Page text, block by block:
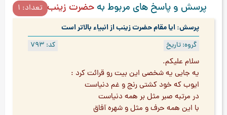
پرسش و پاسخ های مربوط به حضرت زینب تعداد: 1
پرسش: ایا مقام حضرت زینب از انبیاء بالاتر است
کد: 793 گروه: تاریخ
سلام علیکم.
یه جایی یه شخصی این بیت رو قرائت کرد :
ایوب که خود کشتی رنج و غم دنیاست
در مرتبه صبر مثل بر همه دنیاست
با این همه حرف و مثل و شهره آفاق